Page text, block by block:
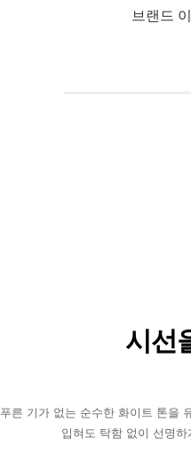
브랜드
시선
푸른 기가 없는 순수한 화이트 톤을
입혀도 탁함 없이 선명